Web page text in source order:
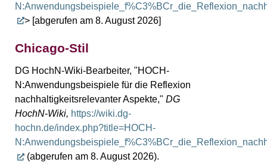
> [abgerufen am 8. August 2026]
Chicago-Stil
DG HochN-Wiki-Bearbeiter, "HOCH-
N:Anwendungsbeispiele für die Reflexion
nachhaltigkeitsrelevanter Aspekte," DG
HochN-Wiki, https://wiki.dg-
hochn.de/index.php?title=HOCH-
(abgerufen am 8. August 2026).